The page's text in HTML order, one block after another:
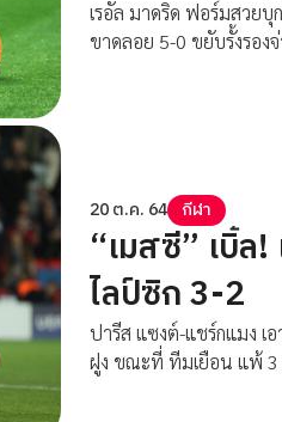
เรอัล มาดริด ฟอร์มสวยบุ
ขาดลอย 5-0 ขยับรั้งรอง
20 ต.ค. 64 กีฬา
“เมสซี” เบิ้ล!
ไลป์ซิก 3-2
ปารีส แซงต์-แชร์กแมง เ
ฝูง ขณะที่ ทีมเยือน แพ้ 3